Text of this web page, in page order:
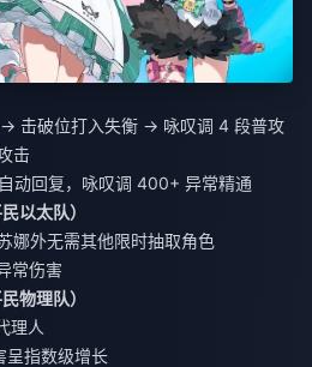
击破位打入失衡 → 咏叹调 4 段普攻
击
动回复，咏叹调 400+ 异常精通
以太队）
娜外无需其他限时抽取角色
常伤害
物理队）
理人
呈指数级增长